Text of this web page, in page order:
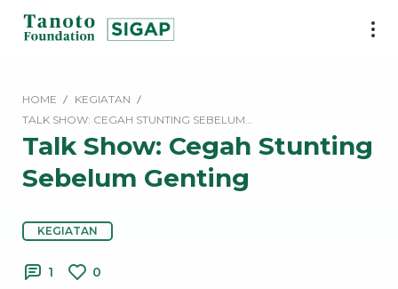
SIGAP
Foundation
HOME
KEGIATAN
TALK SHOW: CEGAH STUNTING SEBELUM…
Talk Show: Cegah Stunting
Sebelum Genting
KEGIATAN
1 0